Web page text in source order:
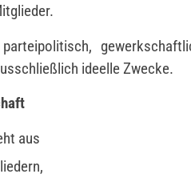
ideelle Zwecke.
aus